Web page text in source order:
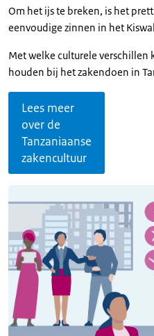
Om het ijs te breken, is het
eenvoudige zinnen in het
Met welke culturele verschillen
houden bij het zakendoen in
Lees meer
over de
Tanzaniaanse
zakencultuur